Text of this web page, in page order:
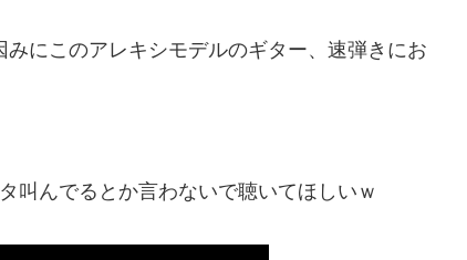
にこのアレキシモデルのギター、速弾きにお
叫んでるとか言わないで聴いてほしいｗ